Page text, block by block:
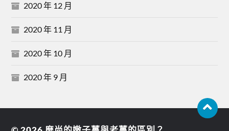
2020 年 12 月
2020 年 11 月
2020 年 10 月
2020 年 9 月